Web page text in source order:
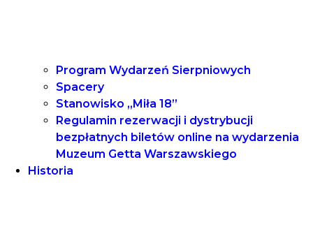
Program Wydarzeń Sierpniowych
Spacery
Stanowisko „Miła 18”
Regulamin rezerwacji i dystrybucji
bezpłatnych biletów online na wydarzenia
Muzeum Getta Warszawskiego
Historia